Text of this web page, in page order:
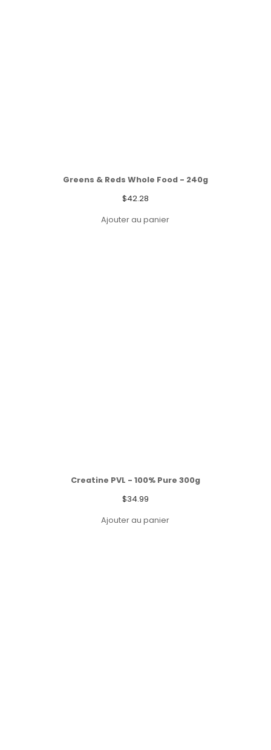
Greens & Reds Whole Food - 240g
$42.28
Ajouter au panier
Creatine PVL - 100% Pure 300g
$34.99
Ajouter au panier